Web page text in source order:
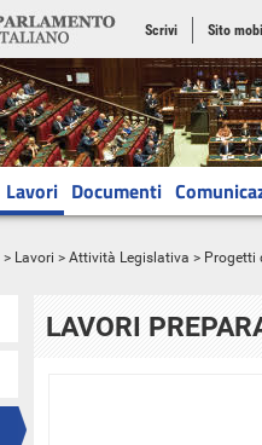
Scrivi Sito
Lavori Documenti
> Lavori > Attività Legislativa > Progetti
LAVORI